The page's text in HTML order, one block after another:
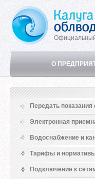
О
Передать показания
Электронная
Водоснабжение и
Тарифы и
Подключение к